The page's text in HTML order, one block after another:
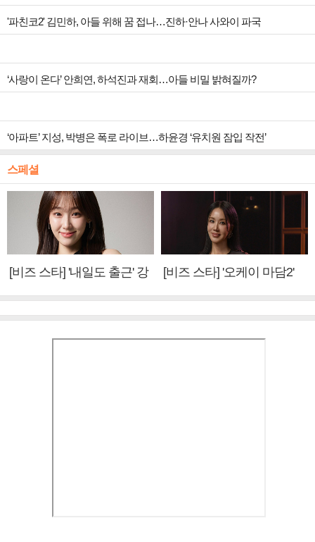
'파친코2' 김민하, 아들 위해 꿈 접나…진하·안나 사와이 파국
‘사랑이 온다’ 안희연, 하석진과 재회…아들 비밀 밝혀질까?
‘아파트’ 지성, 박병은 폭로 라이브…하윤경 ‘유치원 잠입 작전’
스페셜
[비즈 스타] '내일도 출근' 강
[비즈 스타] '오케이 마담2'